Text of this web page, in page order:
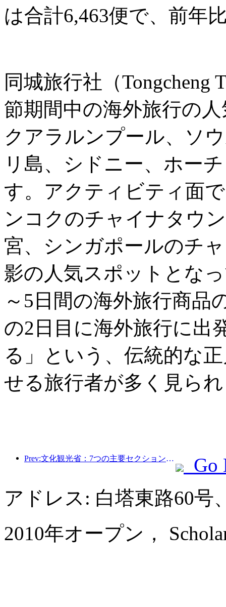
は合計6,463便で、前年
同城旅行社（
節期間中の海外旅行の
クアラルンプール、ソ
リ島、シドニー、ホー
す。アクティビティ面
ンコクのチャイナタウ
宮、シンガポールのチ
影の人気スポットとな
～5日間の海外旅行商品
の2日目に海外旅行に出
る」という、伝統的な
せる旅行者が多く見ら
Prev:文化観光省：7つの主要セクションで22のテーマ別活動を開始
Go
アドレス: 白塔東路60号
2010年オープン，